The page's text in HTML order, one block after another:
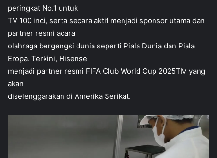
peringkat No.1 untuk
TV 100 inci, serta secara aktif menjadi sponsor utama dan
partner resmi acara
olahraga bergengsi dunia seperti Piala Dunia dan Piala
Eropa. Terkini, Hisense
menjadi partner resmi FIFA Club World Cup 2025TM yang
akan
diselenggarakan di Amerika Serikat.